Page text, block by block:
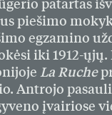
patartas
piešimo
egzamino
iki 1912-ųjų.
La Ruche
Antrojo
įvairiose